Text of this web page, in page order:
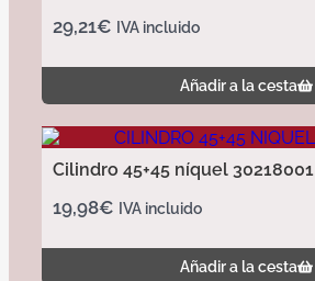
29,21€ IVA incluido
Añadir a la cesta
Cilindro 45+45 níquel 30218001
19,98€ IVA incluido
Añadir a la cesta